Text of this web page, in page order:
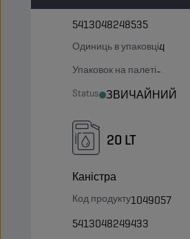
5413048248535
Одиниць в упаковці4
Упаковок на палеті-
Status ЗВИЧАЙНИЙ
20 LT
Каністра
Код продукту1049057
5413048249433